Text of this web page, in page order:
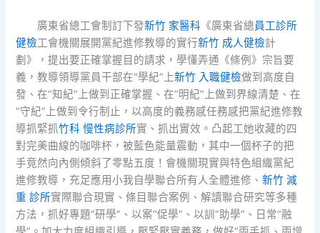
廣東省總工會制訂下發新竹 家醫科 《廣東省總員工診所
健檢工會機關展開黨紀進修教導的實行新竹 成人健檢計
劃》，提出要正確掌握目的請求，學懂弄通《條例》宗旨要
義，教導領導黨員干部在“學紀”上新竹 入職健檢做到高度自
發、在“知紀”上做到正確掌握、在“明紀”上做到界線清楚、在
“守紀”上做到令行制止，以高度的義務感任務感把黨紀進修教
導抓緊抓竹科 慢性病診所實、抓出實效。凸起工她收藏的四
對完美曲線的咖啡杯，被藍色能量震動，其中一個杯子的把
手竟然向內側傾斜了零點五度！會機關現實與特色組織黨紀
進修教導，充足應用小我自學聯合所有人全體進修、新竹 減
重 診所實際聯合現實、條目聯合案例、解讀聯合研究等多種
方法，抓好專題“研學”、以案“促學”、以訓“助學”、日常“融